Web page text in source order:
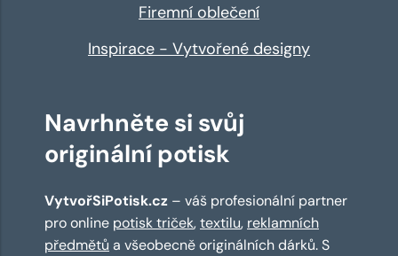
Firemní oblečení
Inspirace - Vytvořené designy
Navrhněte si svůj
originální potisk
VytvořSiPotisk.cz – váš profesionální partner
pro online potisk triček,textilu, reklamních
předmětů a všeobecně originálních dárků. S